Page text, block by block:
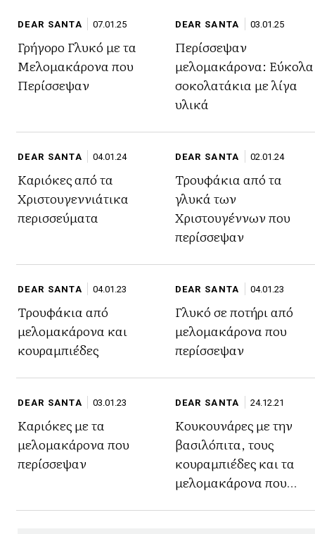
DEAR SANTA 07.01.25
Γρήγορο Γλυκό με τα
Μελομακάρονα που
Περίσσεψαν
DEAR SANTA 03.01.25
Περίσσεψαν
μελομακάρονα: Εύκολα
σοκολατάκια με λίγα
υλικά
DEAR SANTA 04.01.24
Καριόκες από τα
Χριστουγεννιάτικα
περισσεύματα
DEAR SANTA 02.01.24
Τρουφάκια από τα
γλυκά των
Χριστουγέννων που
περίσσεψαν
DEAR SANTA 04.01.23
Τρουφάκια από
μελομακάρονα και
κουραμπιέδες
DEAR SANTA 04.01.23
Γλυκό σε ποτήρι από
μελομακάρονα που
περίσσεψαν
DEAR SANTA 03.01.23
Καριόκες με τα
μελομακάρονα που
περίσσεψαν
DEAR SANTA 24.12.21
Κουκουνάρες με την
βασιλόπιτα, τους
κουραμπιέδες και τα
μελομακάρονα που